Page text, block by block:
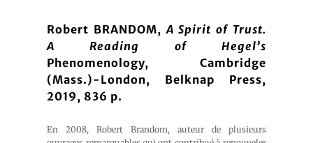
Robert BRANDOM,A Spirit of Trust.
A Reading of Hegel’s
Phenomenology, Cambridge
(Mass.)-London, Belknap Press,
2019, 836 p.
En 2008, Robert Brandom, auteur de plusieurs